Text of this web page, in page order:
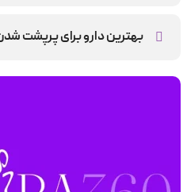
بهترین دارو برای پرپشت